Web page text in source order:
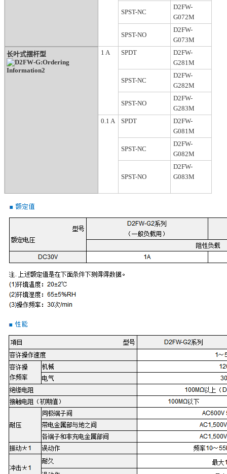
SPST-NC
D2FW-
G072M
SPST-NO
D2FW-
G073M
长叶式摆杆型
1 A SPDT
D2FW-
G281M
SPST-NC
D2FW-
G282M
SPST-NO
D2FW-
G283M
0.1 A
SPDT
D2FW-
G081M
SPST-NC
D2FW-
G082M
SPST-NO
D2FW-
G083M